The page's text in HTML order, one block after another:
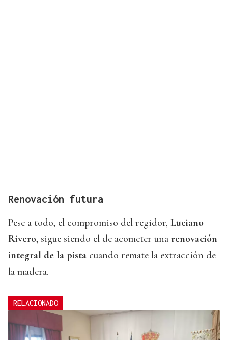
Renovación futura
Pese a todo, el compromiso del regidor, Luciano
Rivero, sigue siendo el de acometer una renovación
integral de la pista cuando remate la extracción de
la madera.
RELACIONADO